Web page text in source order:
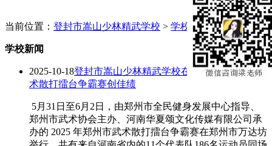
当前位置： 登封市嵩山少林精武学校 > 学校新闻
学校新闻
2025-10-18登封市嵩山少林精武学校在2025年郑州市武
术散打擂台争霸赛创佳绩
5月31日至6月2日，由郑州市全民健身发展中心指导、
郑州市武术协会主办、河南华夏颂文化传媒有限公司承
办的 2025 年郑州市武术散打擂台争霸赛在郑州市万达坊